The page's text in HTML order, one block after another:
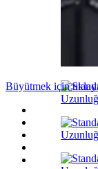
Büyütmek için